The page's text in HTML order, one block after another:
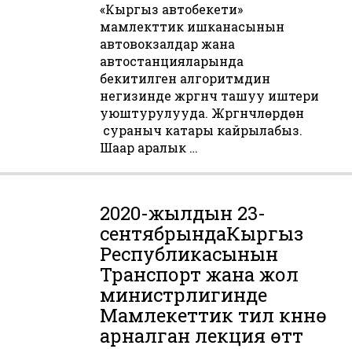
«Кыргыз автобекети»
мамлекттик ишканасынын
автовокзалдар жана
автостанцияларында
бекитилген алгоритмдин
негизинде жүргүнчү ташуу иштери
уюштурулууда. Жүргүнчүлѳрдѳн
сураныч катары кайрылабыз.
Шаар аралык …
2020-жылдын 23-
сентябрындаКыргыз
Республикасынын
Транспорт жана жол
министрлигинде
Мамлекеттик тил күнүнө
арналган лекция ѳттү